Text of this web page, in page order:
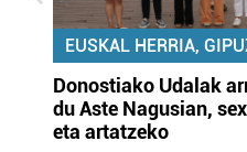
EUSKAL HERRIA,
Donostiako Udalak
du Aste Nagusian,
eta artatzeko